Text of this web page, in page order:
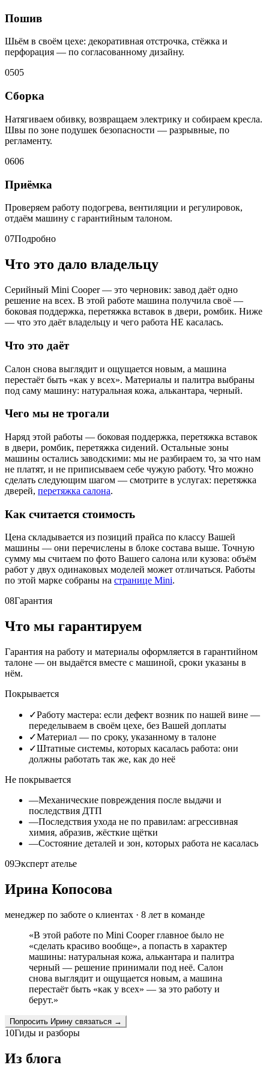
Пошив
Шьём в своём цехе: декоративная отстрочка, стёжка и
перфорация — по согласованному дизайну.
0505
Сборка
Натягиваем обивку, возвращаем электрику и собираем кресла.
Швы по зоне подушек безопасности — разрывные, по
регламенту.
0606
Приёмка
Проверяем работу подогрева, вентиляции и регулировок,
отдаём машину с гарантийным талоном.
07Подробно
Что это дало владельцу
Серийный Mini Cooper — это черновик: завод даёт одно
решение на всех. В этой работе машина получила своё —
боковая поддержка, перетяжка вставок в двери, ромбик. Ниже
— что это даёт владельцу и чего работа НЕ касалась.
Что это даёт
Салон снова выглядит и ощущается новым, а машина
перестаёт быть «как у всех». Материалы и палитра выбраны
под саму машину: натуральная кожа, алькантара, черный.
Чего мы не трогали
Наряд этой работы — боковая поддержка, перетяжка вставок
в двери, ромбик, перетяжка сидений. Остальные зоны
машины остались заводскими: мы не разбираем то, за что нам
не платят, и не приписываем себе чужую работу. Что можно
сделать следующим шагом — смотрите в услугах: перетяжка
дверей, перетяжка салона.
Как считается стоимость
Цена складывается из позиций прайса по классу Вашей
машины — они перечислены в блоке состава выше. Точную
сумму мы считаем по фото Вашего салона или кузова: объём
работ у двух одинаковых моделей может отличаться. Работы
по этой марке собраны на странице Mini.
08Гарантия
Что мы гарантируем
Гарантия на работу и материалы оформляется в гарантийном
талоне — он выдаётся вместе с машиной, сроки указаны в
нём.
Покрывается
✓Работу мастера: если дефект возник по нашей вине —
переделываем в своём цехе, без Вашей доплаты
✓Материал — по сроку, указанному в талоне
✓Штатные системы, которых касалась работа: они
должны работать так же, как до неё
Не покрывается
—Механические повреждения после выдачи и
последствия ДТП
—Последствия ухода не по правилам: агрессивная
химия, абразив, жёсткие щётки
—Состояние деталей и зон, которых работа не касалась
09Эксперт ателье
Ирина Копосова
менеджер по заботе о клиентах · 8 лет в команде
«В этой работе по Mini Cooper главное было не
«сделать красиво вообще», а попасть в характер
машины: натуральная кожа, алькантара и палитра
черный — решение принимали под неё. Салон
снова выглядит и ощущается новым, а машина
перестаёт быть «как у всех» — за это работу и
берут.»
Попросить Ирину связаться →
10Гиды и разборы
Из блога